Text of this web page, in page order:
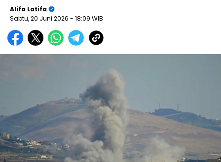
Alifa Latifa
Sabtu, 20 Juni 2026 - 18:09 WIB